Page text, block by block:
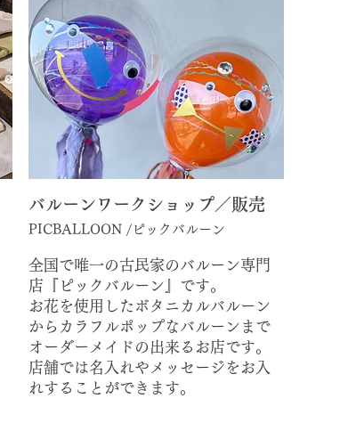
バルーンワークショップ／販売
PICBALLOON /ピックバルーン
全国で唯一の古民家のバルーン専門
店『ピックバルーン』です。
お花を使用したボタニカルバルーン
からカラフルポップなバルーンまで
オーダーメイドの出来るお店です。
店舗では名入れやメッセージをお入
れすることができます。